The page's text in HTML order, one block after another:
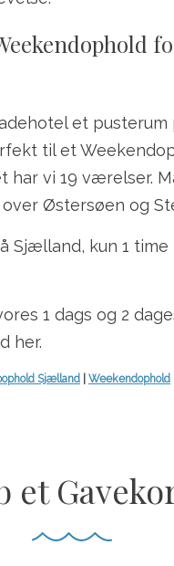
et pusterum
til et
har vi 19 værelser.
Østersøen og
Sjælland, kun 1 time
1 dags og 2
her.
Sjælland Weekendophold
et